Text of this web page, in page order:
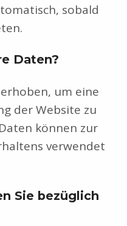
sobald
Daten?
um eine
der Website zu
können zur
verwendet
Sie bezüglich